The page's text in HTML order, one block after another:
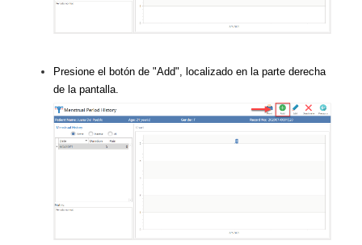
Presione el botón de "Add", localizado en la parte derecha
de la pantalla.